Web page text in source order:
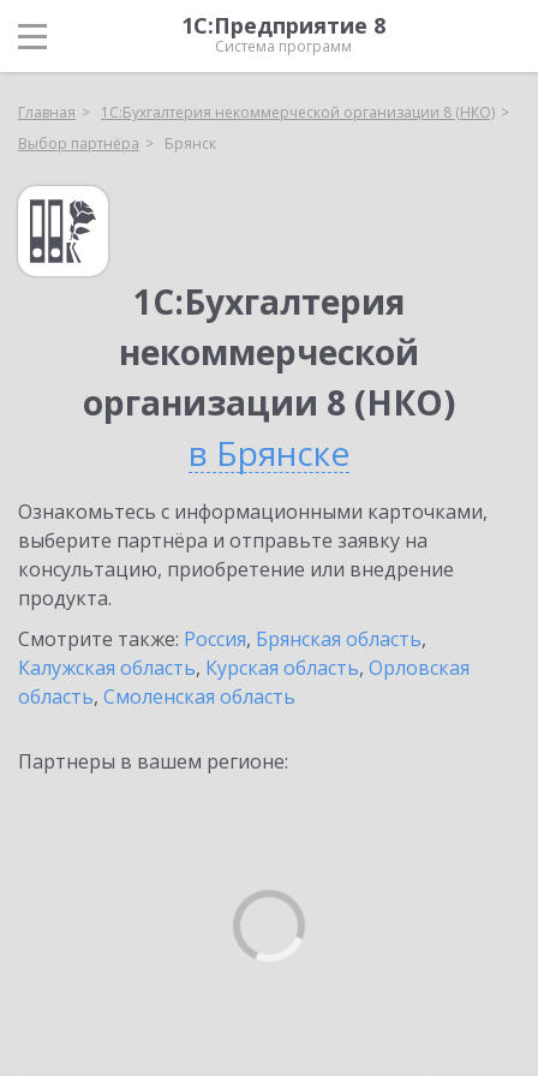
1С:Предприятие 8
Система программ
Главная
1С:Бухгалтерия некоммерческой организации 8 (НКО)
Выбор партнёра
Брянск
1С:Бухгалтерия
некоммерческой
организации 8 (НКО)
в Брянске
Ознакомьтесь с информационными карточками,
выберите партнёра и отправьте заявку на
консультацию, приобретение или внедрение
продукта.
Смотрите также: Россия, Брянская область,
Калужская область, Курская область, Орловская
область, Смоленская область
Партнеры в вашем регионе: